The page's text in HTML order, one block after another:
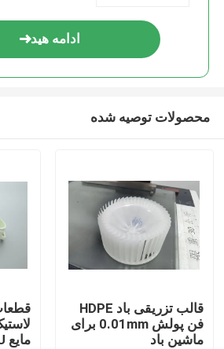
ادامه هید
محصولات توصیه شده
قالب تزریقی باد HDPE
فن پولش 0.01mm برای
ماشین باد
مایع TPU